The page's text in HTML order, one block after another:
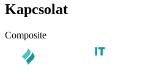
Kapcsolat
Composite